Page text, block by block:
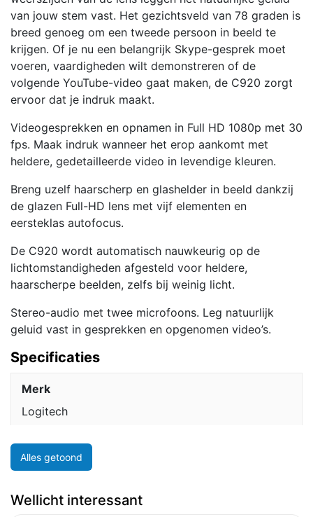
van jouw stem vast. Het gezichtsveld van 78 graden is
breed genoeg om een tweede persoon in beeld te
krijgen. Of je nu een belangrijk Skype-gesprek moet
voeren, vaardigheden wilt demonstreren of de
volgende YouTube-video gaat maken, de C920 zorgt
ervoor dat je indruk maakt.
Videogesprekken en opnamen in Full HD 1080p met 30
fps. Maak indruk wanneer het erop aankomt met
heldere, gedetailleerde video in levendige kleuren.
Breng uzelf haarscherp en glashelder in beeld dankzij
de glazen Full-HD lens met vijf elementen en
eersteklas autofocus.
De C920 wordt automatisch nauwkeurig op de
lichtomstandigheden afgesteld voor heldere,
haarscherpe beelden, zelfs bij weinig licht.
Stereo-audio met twee microfoons. Leg natuurlijk
geluid vast in gesprekken en opgenomen video’s.
Specificaties
Merk
Logitech
Alles getoond
Wellicht interessant